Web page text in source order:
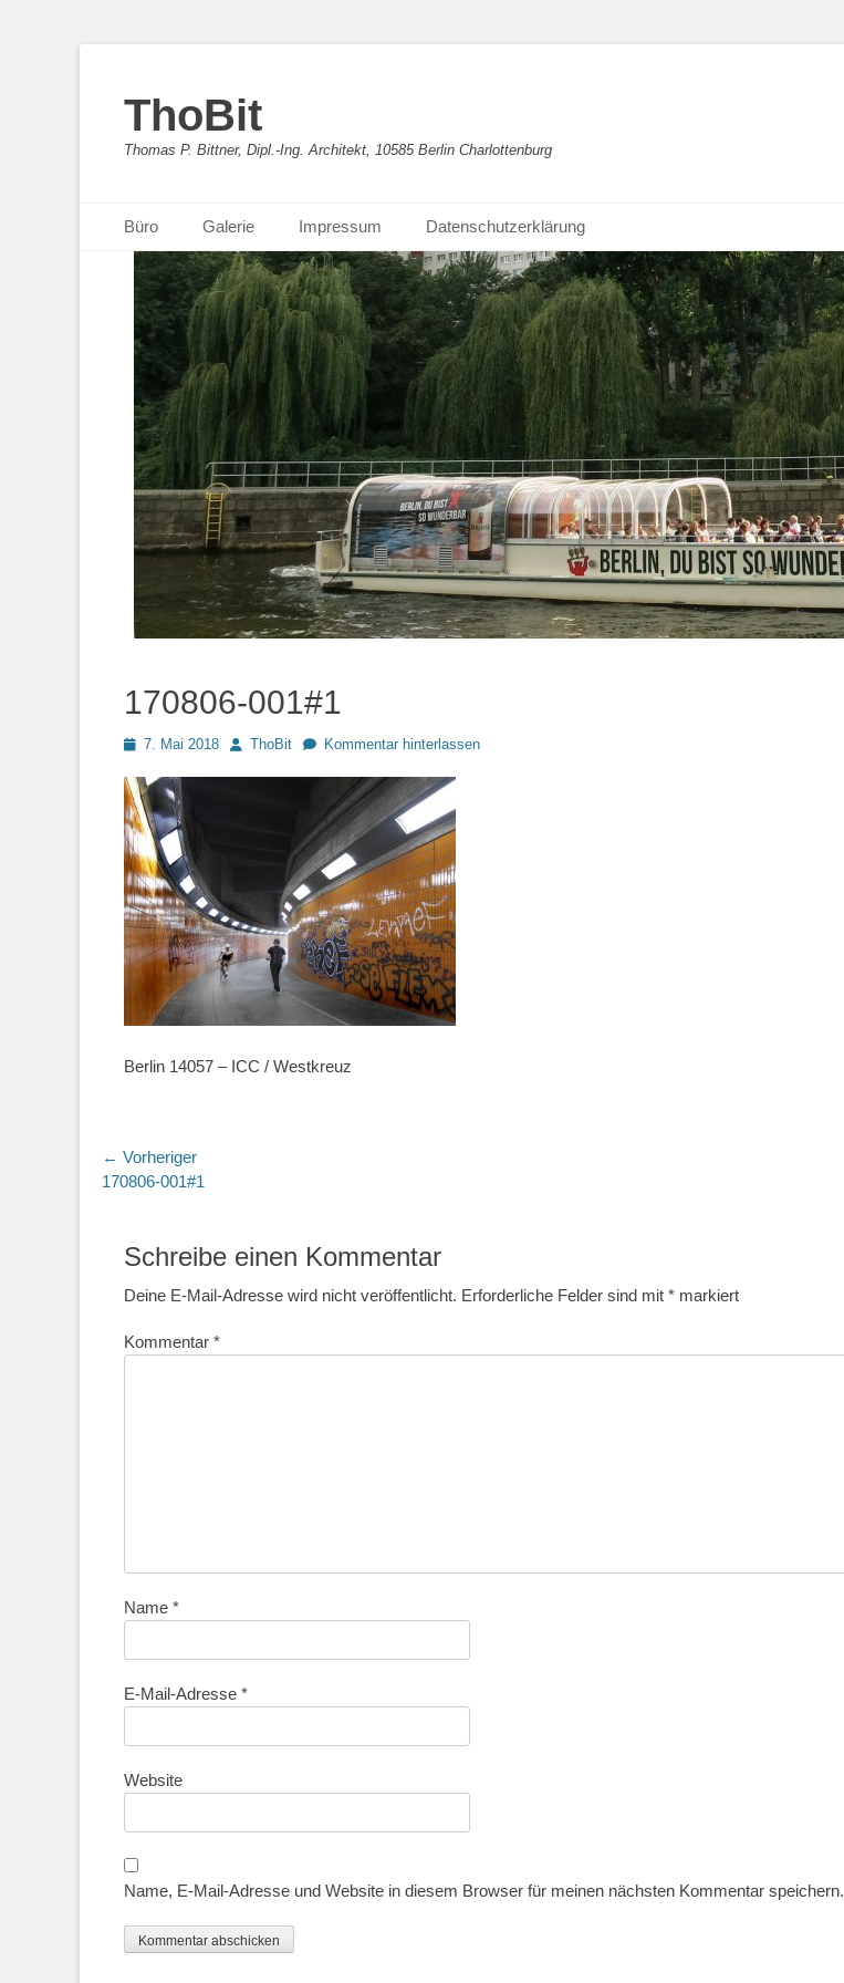
ThoBit
Thomas P. Bittner, Dipl.-Ing. Architekt, 10585 Berlin Charlottenburg
Primäres Menü
Inhalt
springen
Büro Galerie Impressum Datenschutzerklärung
170806-001#1
Posted7. Mai 2018 AutorThoBit Kommentar hinterlassen
Berlin 14057 – ICC / Westkreuz
Beitragsnavigation
← Vorheriger
Vorheriger
170806-001#1
Schreibe einen Kommentar
Deine E-Mail-Adresse wird nicht veröffentlicht. Erforderliche Felder sind mit * markiert
Kommentar *
Name *
E-Mail-Adresse *
Website
Name, E-Mail-Adresse und Website in diesem Browser für meinen nächsten Kommentar speichern.